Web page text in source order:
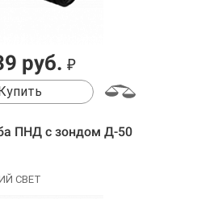
руб. ₽
ПНД с зондом Д-50
СВЕТ